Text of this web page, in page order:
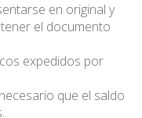
en original y
el documento
expedidos por
que el saldo